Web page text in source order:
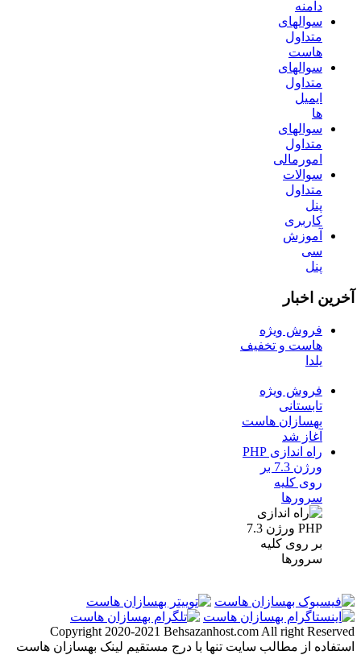
دامنه
سوالهای
متداول
هاست
سوالهای
متداول
ایمیل
ها
سوالهای
متداول
امورمالی
سوالات
متداول
پنل
کاربری
آموزش
سی
پنل
آخرین اخبار
فروش ویژه
هاست و تخفیف
یلدا
فروش ویژه
تابستانی
بهسازان هاست
آغاز شد
راه اندازی PHP
ورژن 7.3 بر
روی کلیه
سرورها
Copyright 2020-2021 Behsazanhost.com All right Reserved
استفاده از مطالب سایت تنها با درج مستقیم لینک بهسازان هاست